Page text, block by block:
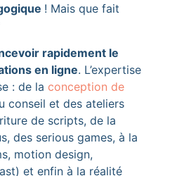
! Mais que fait
rapidement le
en ligne. L’expertise
: de la conception de
conseil et des ateliers
de scripts, de la
des serious games, à la
motion design,
et enfin à la réalité